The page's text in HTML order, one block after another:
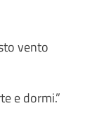
vento
e dormi.”